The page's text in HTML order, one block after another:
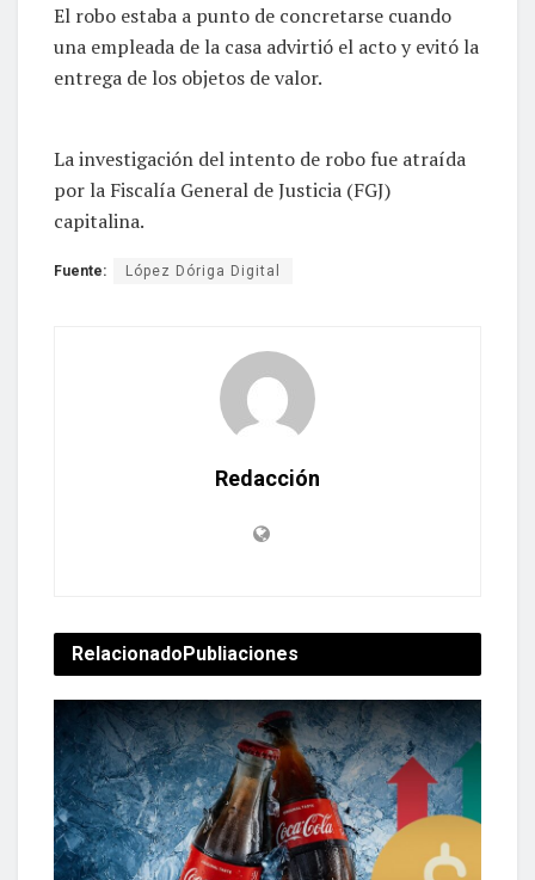
El robo estaba a punto de concretarse cuando
una empleada de la casa advirtió el acto y evitó la
entrega de los objetos de valor.
La investigación del intento de robo fue atraída
por la Fiscalía General de Justicia (FGJ)
capitalina.
Fuente: López Dóriga Digital
Redacción
RelacionadoPubliaciones